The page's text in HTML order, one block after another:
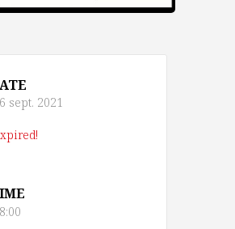
sept. 2021